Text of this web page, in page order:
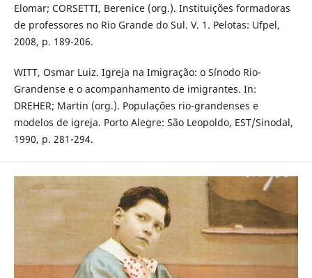
Elomar; CORSETTI, Berenice (org.). Instituições formadoras
de professores no Rio Grande do Sul. V. 1. Pelotas: Ufpel,
2008, p. 189-206.
WITT, Osmar Luiz. Igreja na Imigração: o Sínodo Rio-
Grandense e o acompanhamento de imigrantes. In:
DREHER; Martin (org.). Populações rio-grandenses e
modelos de igreja. Porto Alegre: São Leopoldo, EST/Sinodal,
1990, p. 281-294.